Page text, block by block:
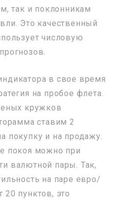
так и поклонникам
Это качественный
числовую
в свое время
на пробое флета.
кружков
ставим 2
покупку и на продажу.
покоя можно при
валютной пары. Так,
на паре евро/
пунктов, это